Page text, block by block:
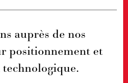
auprès de nos
positionnement et